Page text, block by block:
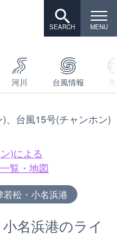
河川 台風情報
、台風15号(チャンホン)
)による
覧・地図
松・小名浜港
名浜港のライ